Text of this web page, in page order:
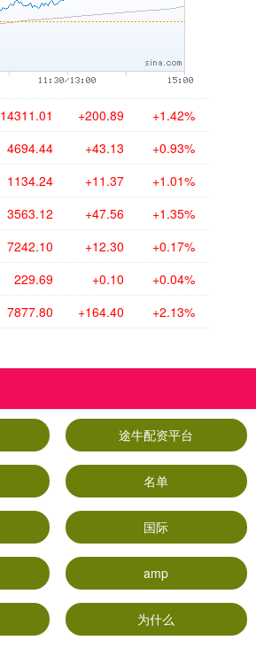
14311.01 +200.89 +1.42%
4694.44 +43.13 +0.93%
1134.24 +11.37 +1.01%
3563.12 +47.56 +1.35%
7242.10 +12.30 +0.17%
229.69 +0.10 +0.04%
7877.80 +164.40 +2.13%
途牛配资平台
名单
国际
amp
为什么